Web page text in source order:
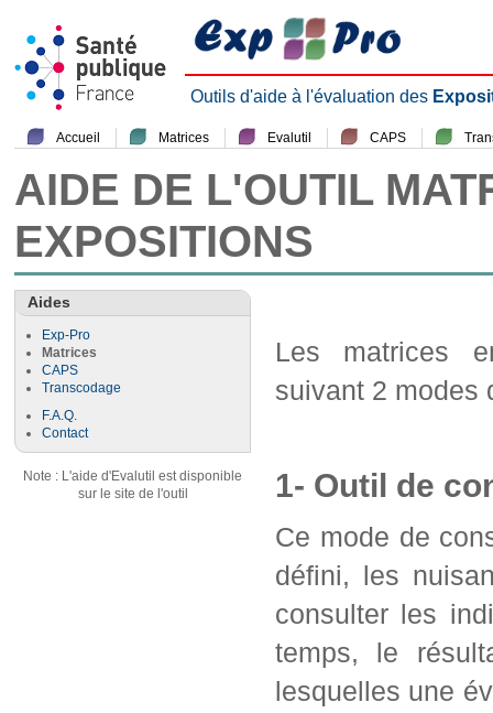
Outils d'aide à l'évaluation des
Accueil Matrices Evalutil CAPS
AIDE DE L'OUTIL
EXPOSITIONS
Aides
Exp-Pro
Matrices
CAPS
Transcodage
F.A.Q.
Contact
Note : L'aide d'Evalutil est disponible
sur le site de l'outil
Les matrices
suivant 2 modes
1- Outil de
Ce mode de
défini, les
consulter les
temps, le
lesquelles une